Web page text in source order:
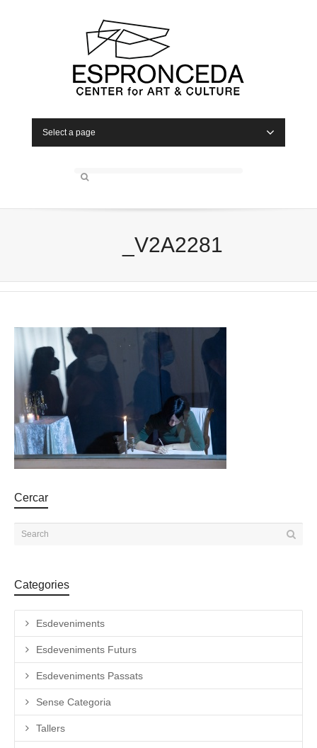
Select a page
_V2A2281
Cercar
Categories
Esdeveniments
Esdeveniments Futurs
Esdeveniments Passats
Sense Categoria
Tallers